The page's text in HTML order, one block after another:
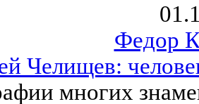
Федор
Челищев:
многих